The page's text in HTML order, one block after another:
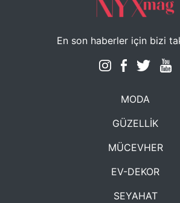
En son haberler için bizi
MODA
GÜZELLİK
MÜCEVHER
EV-DEKOR
SEYAHAT